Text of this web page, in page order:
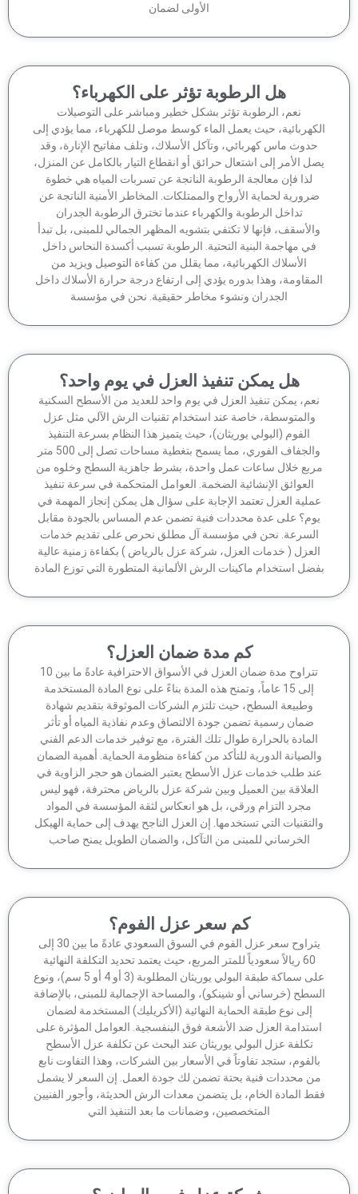
الأولى لضمان
هل الرطوبة تؤثر على الكهرباء؟
نعم، الرطوبة تؤثر بشكل خطير ومباشر على التوصيلات
حيث يعمل الماء كوسط موصل للكهرباء، مما يؤدي إلى
حدوث ماس كهربائي، وتآكل الأسلاك، وتلف مفاتيح الإنارة، وقد
الأمر إلى اشتعال حرائق أو انقطاع التيار بالكامل عن المنزل،
لذا فإن معالجة الرطوبة الناتجة عن تسربات المياه هي خطوة
لحماية الأرواح والممتلكات. المخاطر الأمنية الناتجة عن
تداخل الرطوبة والكهرباء عندما تخترق الرطوبة الجدران
فإنها لا تكتفي بتشويه المظهر الجمالي للمبنى، بل تبدأ
في مهاجمة البنية التحتية. الرطوبة تسبب أكسدة النحاس داخل
الأسلاك الكهربائية، مما يقلل من كفاءة التوصيل ويزيد من
وهذا بدوره يؤدي إلى ارتفاع درجة حرارة الأسلاك داخل
الجدران ونشوء مخاطر حقيقية. نحن في مؤسسة
هل يمكن تنفيذ العزل في يوم واحد؟
يمكن تنفيذ العزل في يوم واحد للعديد من الأسطح السكنية
والمتوسطة، خاصة عند استخدام تقنيات الرش الآلي مثل عزل
الفوم (البولي يوريثان)، حيث يتميز هذا النظام بسرعة التنفيذ
والجفاف الفوري، مما يسمح بتغطية مساحات تصل إلى 500 متر
خلال ساعات عمل واحدة، بشرط جاهزية السطح وخلوه من
العوائق الإنشائية الضخمة. العوامل المتحكمة في سرعة تنفيذ
العزل تعتمد الإجابة على سؤال هل يمكن إنجاز المهمة في
على عدة محددات فنية تضمن عدم المساس بالجودة مقابل
نحن في مؤسسة آل مطلق نحرص على تقديم خدمات
( خدمات العزل، شركة عزل بالرياض ) بكفاءة زمنية عالية
استخدام ماكينات الرش الألمانية المتطورة التي توزع المادة
كم مدة ضمان العزل؟
تتراوح مدة ضمان العزل في الأسواق الاحترافية عادةً ما بين 10
إلى 15 عاماً، وتمنح هذه المدة بناءً على نوع المادة المستخدمة
وطبيعة السطح، حيث تلتزم الشركات الموثوقة بتقديم شهادة
ضمان رسمية تضمن جودة الالتصاق وعدم نفاذية المياه أو تأثر
المادة بالحرارة طوال تلك الفترة، مع توفير خدمات الدعم الفني
الدورية للتأكد من كفاءة منظومة الحماية. أهمية الضمان
طلب خدمات عزل الأسطح يعتبر الضمان هو حجر الزاوية في
بين العميل وبين شركة عزل بالرياض محترفة، فهو ليس
مجرد التزام ورقي، بل هو انعكاس لثقة المؤسسة في المواد
التي تستخدمها. إن العزل الناجح يهدف إلى حماية الهيكل
الخرساني للمبنى من التآكل، والضمان الطويل يمنح صاحب
كم سعر عزل الفوم؟
يتراوح سعر عزل الفوم في السوق السعودي عادةً ما بين 30 إلى
60 ريالاً سعودياً للمتر المربع، حيث يعتمد تحديد التكلفة النهائية
على سماكة طبقة البولي يوريثان المطلوبة (3 أو 4 أو 5 سم)، ونوع
(خرساني أو شينكو)، والمساحة الإجمالية للمبنى، بالإضافة
إلى نوع طبقة الحماية النهائية (الأكريليك) المستخدمة لضمان
العزل ضد الأشعة فوق البنفسجية. العوامل المؤثرة على
تكلفة عزل البولي يوريثان عند البحث عن تكلفة عزل الأسطح
ستجد تفاوتاً في الأسعار بين الشركات، وهذا التفاوت نابع
محددات فنية بحتة تضمن لك جودة العمل. إن السعر لا يشمل
المادة الخام، بل يتضمن معدات الرش الحديثة، وأجور الفنيين
المتخصصين، وضمانات ما بعد التنفيذ التي